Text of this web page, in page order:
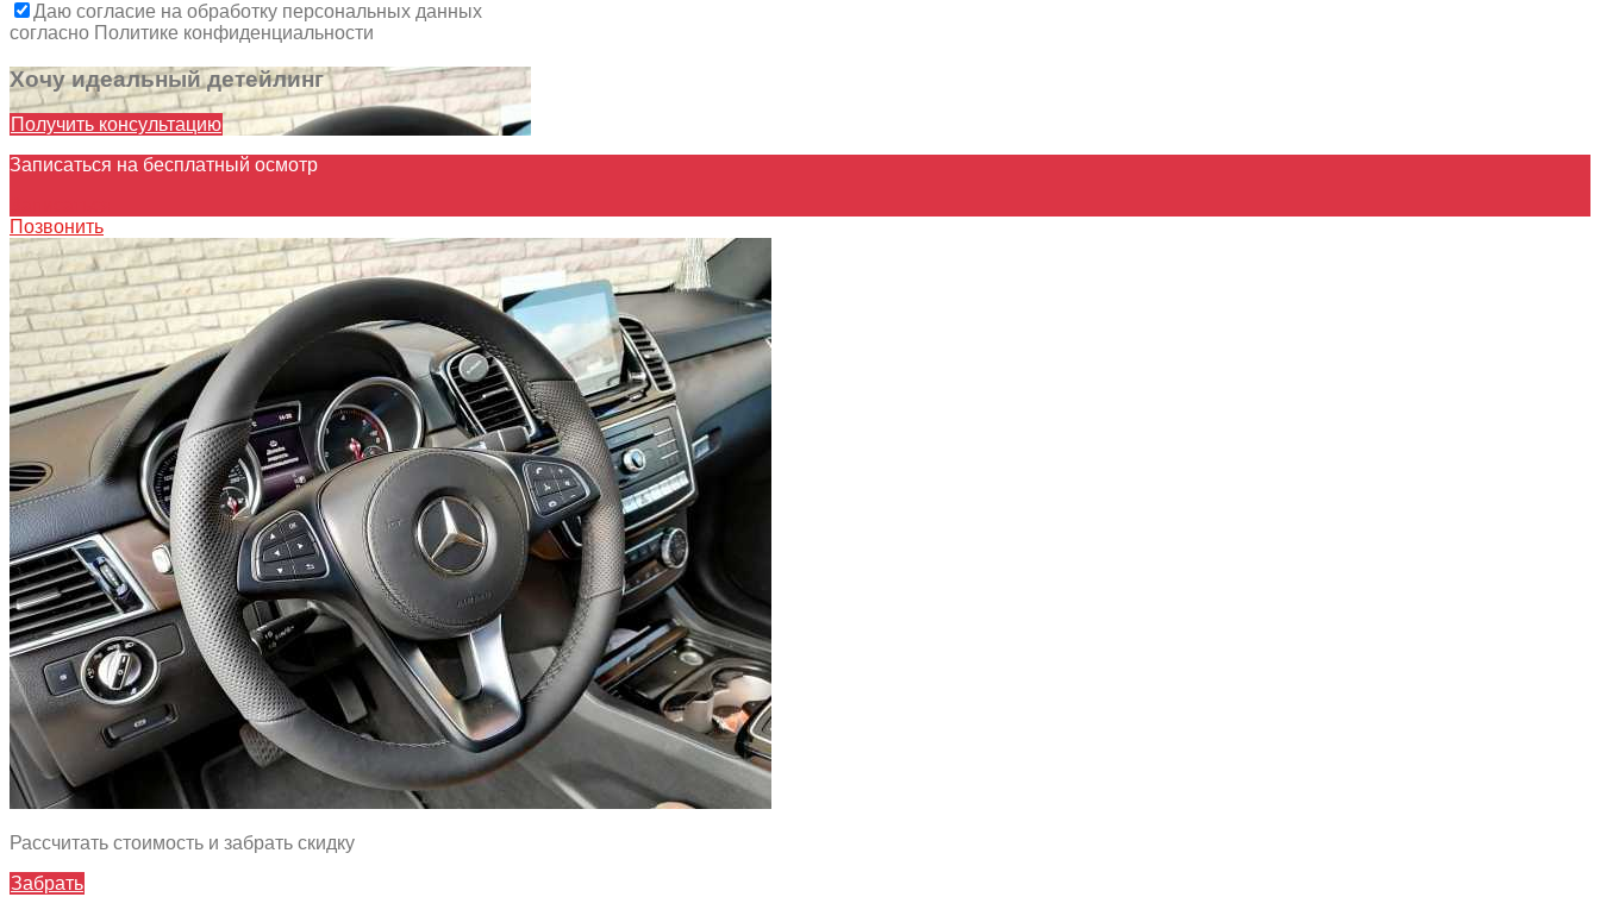
Даю согласие на обработку персональных данных
согласно Политике конфиденциальности
Хочу идеальный детейлинг
Получить консультацию
Записаться на бесплатный осмотр
Позвонить
Рассчитать стоимость и забрать скидку
Забрать